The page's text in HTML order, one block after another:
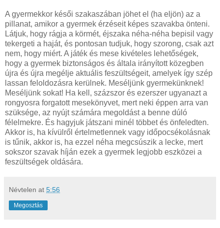
A gyermekkor késői szakaszában jöhet el (ha eljön) az a
pillanat, amikor a gyermek érzéseit képes szavakba önteni.
Látjuk, hogy rágja a körmét, éjszaka néha-néha bepisil vagy
tekergeti a haját, és pontosan tudjuk, hogy szorong, csak azt
nem, hogy miért. A játék és mese kivételes lehetőségek,
hogy a gyermek biztonságos és általa irányított közegben
újra és újra megélje aktuális feszültségeit, amelyek így szép
lassan feloldozásra kerülnek. Meséljünk gyermekünknek!
Meséljünk sokat! Ha kell, százszor és ezerszer ugyanazt a
rongyosra forgatott mesekönyvet, mert neki éppen arra van
szüksége, az nyújt számára megoldást a benne dúló
félelmekre. És hagyjuk játszani minél többet és önfeledten.
Akkor is, ha kívülről értelmetlennek vagy időpocsékolásnak
is tűnik, akkor is, ha ezzel néha megcsúszik a lecke, mert
sokszor szavak híján ezek a gyermek legjobb eszközei a
feszültségek oldására.
Névtelen at 5:56
Megosztás